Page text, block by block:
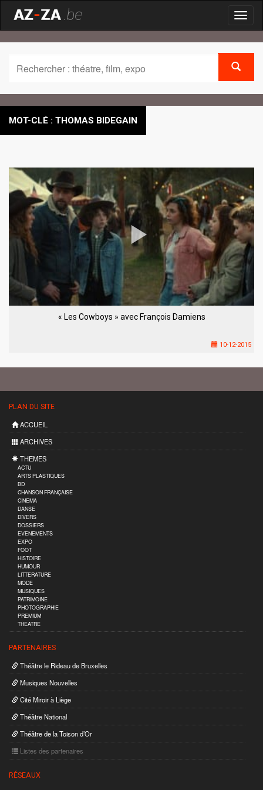
MOT-CLÉ : THOMAS BIDEGAIN
« Les Cowboys » avec François Damiens
10-12-2015
PLAN DU SITE
ACCUEIL
ARCHIVES
THEMES
ACTU
ARTS PLASTIQUES
BD
CHANSON FRANÇAISE
CINEMA
DANSE
DIVERS
DOSSIERS
EVENEMENTS
EXPO
FOOT
HISTOIRE
HUMOUR
LITTERATURE
MODE
MUSIQUES
PATRIMOINE
PHOTOGRAPHIE
PREMIUM
THEATRE
PARTENAIRES
Théâtre le Rideau de Bruxelles
Musiques Nouvelles
Cité Miroir à Liège
Théâtre National
Théâtre de la Toison d’Or
Listes des partenaires
RÉSEAUX